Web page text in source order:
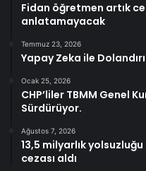
Fidan öğretmen artık
anlatamayacak
Temmuz 23, 2026
Yapay Zeka ile
Ocak 25, 2026
CHP’liler TBMM Genel
Sürdürüyor.
Ağustos 7, 2026
13,5 milyarlık yolsuzluğu
cezası aldı